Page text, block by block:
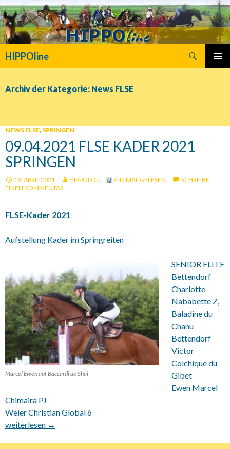
HIPPOline
INHALT
Archiv der Kategorie: News FLSE
NEWS FLSE, SPRINGEN
09.04.2021 FLSE KADER 2021
SPRINGEN
18. APRIL 2021 HIPPOLOU 445 MAL GELESEN
SCHREIBE
EINEN KOMMENTAR
FLSE-Kader 2021
Aufstellung Kader im Springreiten
Marcel Ewen auf Baccardi de Shai
SENIOR ELITE
Bettendorf
Charlotte
Nababette Z,
Baladine du
Chanu
Bettendorf
Victor
Colchique du
Gibet
Ewen Marcel
Chimaira PJ
Weier Christian Global 6
09.04.2021 FLSE Kader 2021 Springen
weiterlesen →